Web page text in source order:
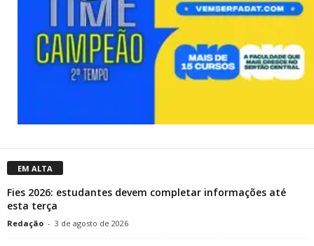
EM ALTA
Fies 2026: estudantes devem completar informações até
esta terça
Redação - 3 de agosto de 2026